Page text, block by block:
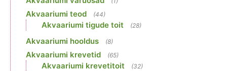
Akvaariumi teod (44)
Akvaariumi tigude toit (28)
Akvaariumi hooldus (8)
Akvaariumi krevetid (65)
Akvaariumi krevetitoit (32)